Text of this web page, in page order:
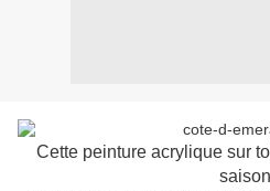
Cette peinture acrylique sur